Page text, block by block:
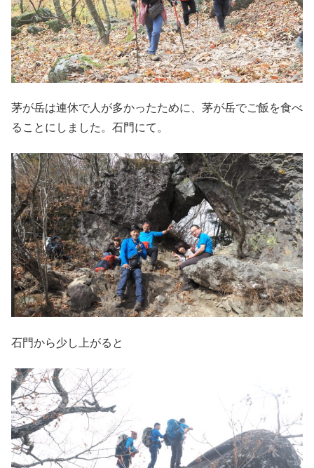
茅が岳は連休で人が多かったために、茅が岳でご飯を食べ
ることにしました。石門にて。
石門から少し上がると